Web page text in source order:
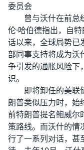
委员会
曾与沃什在前总
伦·哈伯德指出，自
话以来，全球局势已
部同事支持将成为沃
争引发的通胀风险下
识。
即将卸任的美联储
朗普类似压力时，始
前特朗普提名鲍威尔
策路线。而沃什的情
行了一系列对话，甚